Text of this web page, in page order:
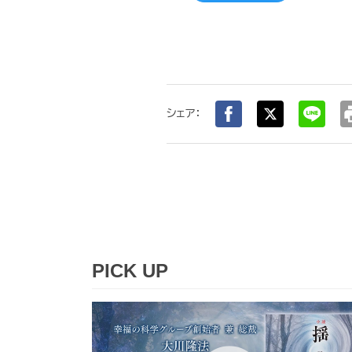
シェア：
PICK UP